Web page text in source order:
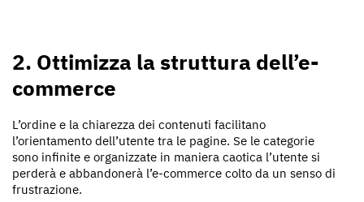
2. Ottimizza la struttura dell’e-
commerce
L’ordine e la chiarezza dei contenuti facilitano
l’orientamento dell’utente tra le pagine. Se le categorie
sono infinite e organizzate in maniera caotica l’utente si
perderà e abbandonerà l’e-commerce colto da un senso di
frustrazione.